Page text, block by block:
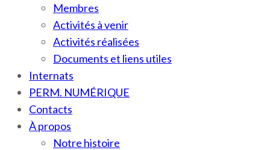
Membres
Activités à venir
Activités réalisées
Documents et liens utiles
Internats
PERM. NUMÉRIQUE
Contacts
À propos
Notre histoire